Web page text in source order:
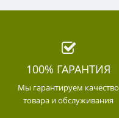
100% ГАРАНТИЯ
Мы гарантируем качество
товара и обслуживания